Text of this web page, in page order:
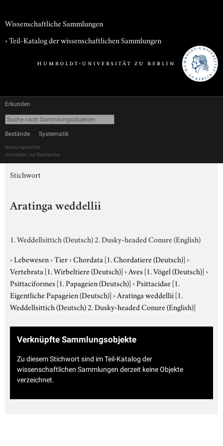
Wissenschaftliche Sammlungen
› Teil-Katalog der wissenschaftlichen Sammlungen
Erkunden
Bestände Systematik
Nutzungsrechte
Anmelden zur Recherche
Stichwort
Aratinga weddellii
1. Weddellsittich (Deutsch) 2. Dusky-headed Conure (English)
›Lebewesen›Tier›Chordata [1. Chordatiere (Deutsch)]›
Vertebrata [1. Wirbeltiere (Deutsch)]›Aves [1. Vögel (Deutsch)]›
Psittaciformes [1. Papageien (Deutsch)]›Psittacidae [1.
Eigentliche Papageien (Deutsch)]›Aratinga weddellii [1.
Weddellsittich (Deutsch) 2. Dusky-headed Conure (English)]
Verknüpfte Sammlungsobjekte
Zu diesem Stichwort sind im Teil-Katalog der
wissenschaftlichen Sammlungen derzeit keine Objekte
verzeichnet.